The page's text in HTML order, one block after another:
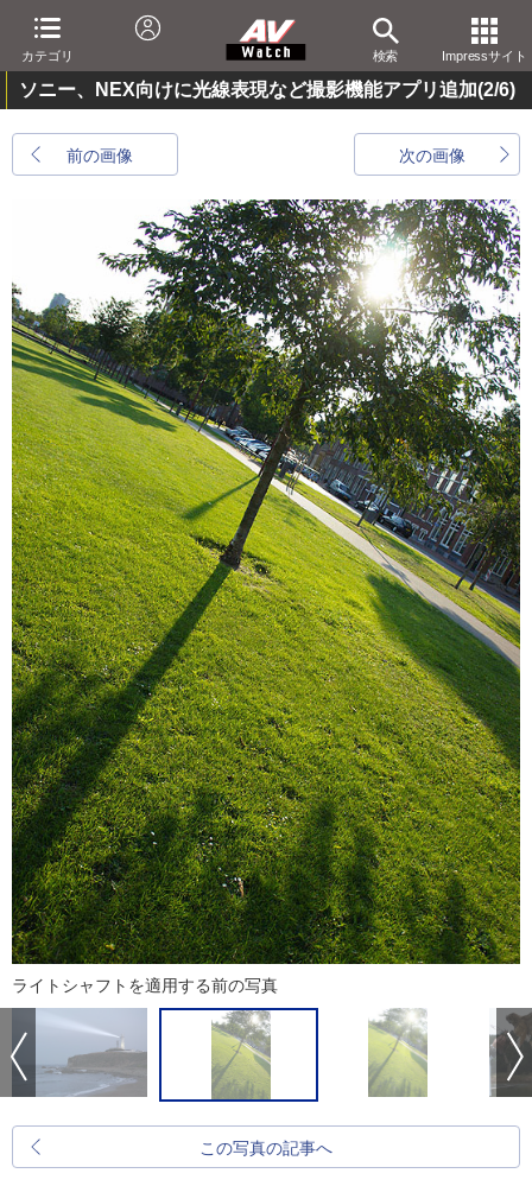
カテゴリ 検索 Impressサイト
ソニー、NEX向けに光線表現など撮影機能アプリ追加(2/6)
前の画像 次の画像
ライトシャフトを適用する前の写真
この写真の記事へ